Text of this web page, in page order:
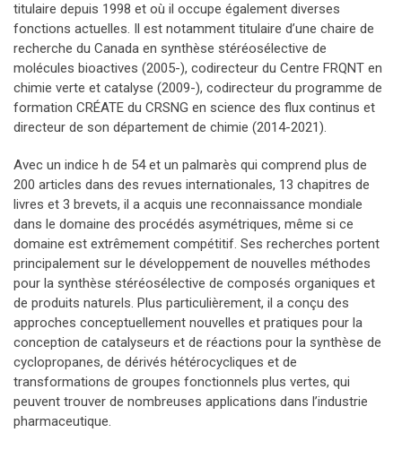
titulaire depuis 1998 et où il occupe également diverses
fonctions actuelles. Il est notamment titulaire d’une chaire de
recherche du Canada en synthèse stéréosélective de
molécules bioactives (2005-), codirecteur du Centre FRQNT en
chimie verte et catalyse (2009-), codirecteur du programme de
formation CRÉATE du CRSNG en science des flux continus et
directeur de son département de chimie (2014-2021).
Avec un indice h de 54 et un palmarès qui comprend plus de
200 articles dans des revues internationales, 13 chapitres de
livres et 3 brevets, il a acquis une reconnaissance mondiale
dans le domaine des procédés asymétriques, même si ce
domaine est extrêmement compétitif. Ses recherches portent
principalement sur le développement de nouvelles méthodes
pour la synthèse stéréosélective de composés organiques et
de produits naturels. Plus particulièrement, il a conçu des
approches conceptuellement nouvelles et pratiques pour la
conception de catalyseurs et de réactions pour la synthèse de
cyclopropanes, de dérivés hétérocycliques et de
transformations de groupes fonctionnels plus vertes, qui
peuvent trouver de nombreuses applications dans l’industrie
pharmaceutique.